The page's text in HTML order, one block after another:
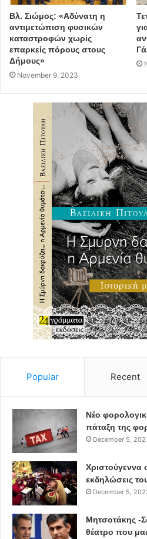
Βλ. Σιώμος: «Αδύνατη η
αντιμετώπιση φυσικών
καταστροφών χωρίς
επαρκείς πόρους στους
Δήμους»
November 9, 2023
Popular Recent
Νέο
πάταξη της
December 5,
Χριστούγεννα
εκδηλώσεις
December 5,
Μητσοτάκης -
θέατρο που